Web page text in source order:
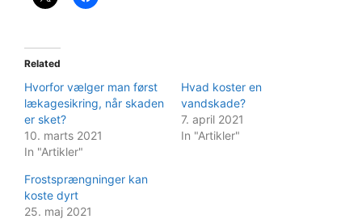
Related
Hvorfor vælger man først
lækagesikring, når skaden
er sket?
10. marts 2021
In "Artikler"
Hvad koster en
vandskade?
7. april 2021
In "Artikler"
Frostsprængninger kan
koste dyrt
25. maj 2021